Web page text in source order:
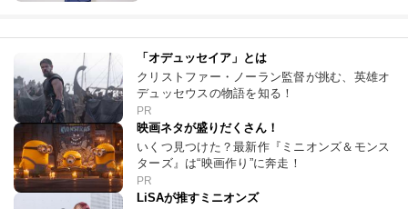
「オデュッセイア」とは
クリストファー・ノーラン監督が挑む、英雄オ
デュッセウスの物語を知る！
PR
映画ネタが盛りだくさん！
いくつ見つけた？最新作『ミニオンズ＆モンス
ターズ』は“映画作り”に奔走！
PR
LiSAが推すミニオンズ